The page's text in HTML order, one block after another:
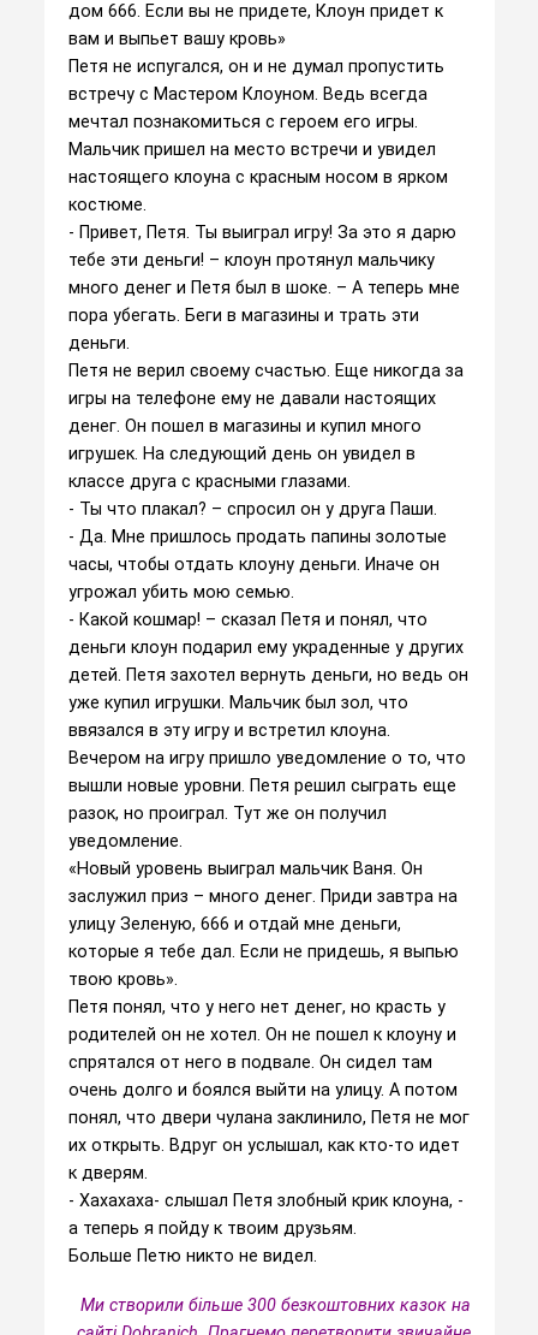
дом 666. Если вы не придете, Клоун придет к
вам и выпьет вашу кровь»
Петя не испугался, он и не думал пропустить
встречу с Мастером Клоуном. Ведь всегда
мечтал познакомиться с героем его игры.
Мальчик пришел на место встречи и увидел
настоящего клоуна с красным носом в ярком
костюме.
- Привет, Петя. Ты выиграл игру! За это я дарю
тебе эти деньги! – клоун протянул мальчику
много денег и Петя был в шоке. – А теперь мне
пора убегать. Беги в магазины и трать эти
деньги.
Петя не верил своему счастью. Еще никогда за
игры на телефоне ему не давали настоящих
денег. Он пошел в магазины и купил много
игрушек. На следующий день он увидел в
классе друга с красными глазами.
- Ты что плакал? – спросил он у друга Паши.
- Да. Мне пришлось продать папины золотые
часы, чтобы отдать клоуну деньги. Иначе он
угрожал убить мою семью.
- Какой кошмар! – сказал Петя и понял, что
деньги клоун подарил ему украденные у других
детей. Петя захотел вернуть деньги, но ведь он
уже купил игрушки. Мальчик был зол, что
ввязался в эту игру и встретил клоуна.
Вечером на игру пришло уведомление о то, что
вышли новые уровни. Петя решил сыграть еще
разок, но проиграл. Тут же он получил
уведомление.
«Новый уровень выиграл мальчик Ваня. Он
заслужил приз – много денег. Приди завтра на
улицу Зеленую, 666 и отдай мне деньги,
которые я тебе дал. Если не придешь, я выпью
твою кровь».
Петя понял, что у него нет денег, но красть у
родителей он не хотел. Он не пошел к клоуну и
спрятался от него в подвале. Он сидел там
очень долго и боялся выйти на улицу. А потом
понял, что двери чулана заклинило, Петя не мог
их открыть. Вдруг он услышал, как кто-то идет
к дверям.
- Хахахаха- слышал Петя злобный крик клоуна, -
а теперь я пойду к твоим друзьям.
Больше Петю никто не видел.
Ми створили більше 300 безкоштовних казок на